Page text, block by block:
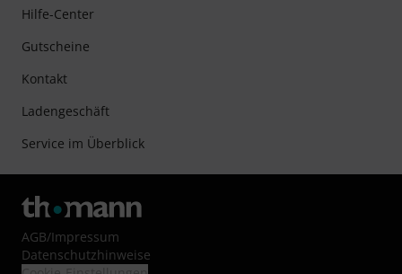
Hilfe-Center
Gutscheine
Kontakt
Ladengeschäft
Service im Überblick
AGB/Impressum
Datenschutzhinweise